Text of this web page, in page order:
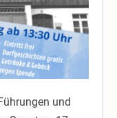
und